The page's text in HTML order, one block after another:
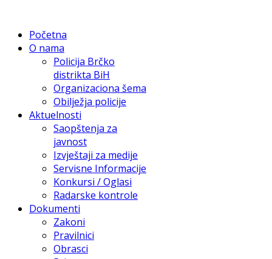
Početna
O nama
Policija Brčko
distrikta BiH
Organizaciona šema
Obilježja policije
Aktuelnosti
Saopštenja za
javnost
Izvještaji za medije
Servisne Informacije
Konkursi / Oglasi
Radarske kontrole
Dokumenti
Zakoni
Pravilnici
Obrasci